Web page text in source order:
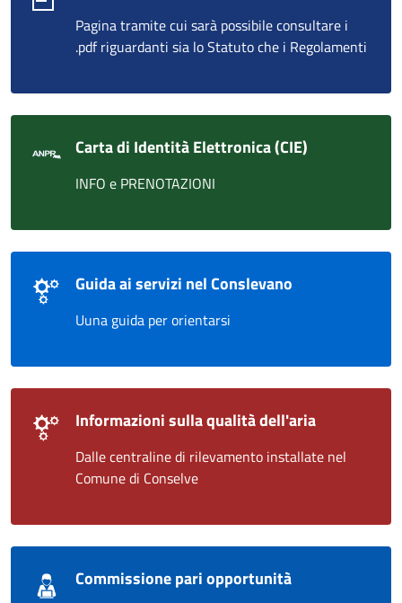
Pagina tramite cui sarà possibile consultare i
.pdf riguardanti sia lo Statuto che i Regolamenti
Carta di Identità Elettronica (CIE)
INFO e PRENOTAZIONI
Guida ai servizi nel Conslevano
Uuna guida per orientarsi
Informazioni sulla qualità dell'aria
Dalle centraline di rilevamento installate nel
Comune di Conselve
Commissione pari opportunità